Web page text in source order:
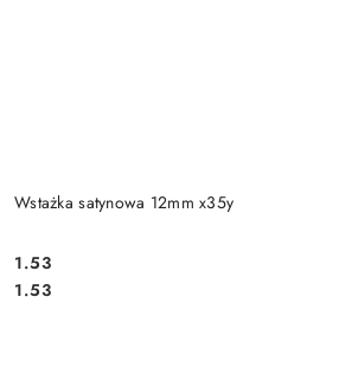
Wstażka satynowa 12mm x35y
Cena:
1.53
Cena:
1.53